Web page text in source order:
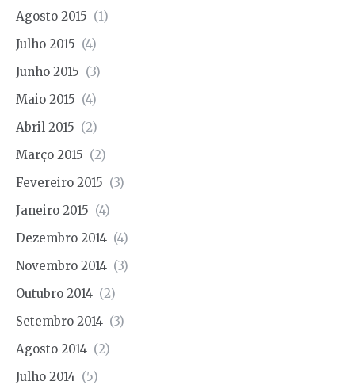
Agosto 2015 (1)
Julho 2015 (4)
Junho 2015 (3)
Maio 2015 (4)
Abril 2015 (2)
Março 2015 (2)
Fevereiro 2015 (3)
Janeiro 2015 (4)
Dezembro 2014 (4)
Novembro 2014 (3)
Outubro 2014 (2)
Setembro 2014 (3)
Agosto 2014 (2)
Julho 2014 (5)